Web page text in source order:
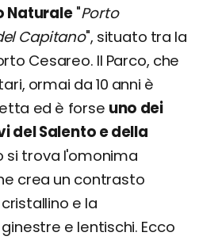
Naturale"Porto
Capitano", situato tra la
Cesareo. Il Parco, che
ormai da 10 anni è
ed è forse uno dei
del Salento e della
si trova l'omonima
crea un contrasto
e la
e lentischi. Ecco